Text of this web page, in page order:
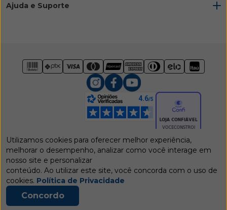
Ajuda e Suporte
Estrada Luiz Fernando Rodrigues, 2225 - Vila Boa Vista - Campinas SP -
CEP:13064-798 Grupo Esplane Espaços Planejados |
CNPJ:61.740.510/0001-90 | IE:244363769110
Utilizamos cookies para oferecer melhor experiência,
melhorar o desempenho, analizar como você interage em
nosso site e personalizar
conteúdo. Ao utilizar este site, você concorda com o uso de
cookies. Política de Privacidade
Concordo